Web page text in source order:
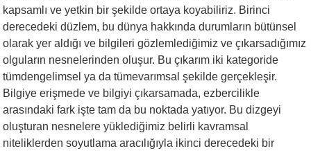
kapsamlı ve yetkin bir şekilde ortaya koyabiliriz. Birinci
derecedeki düzlem, bu dünya hakkında durumların bütünsel
olarak yer aldığı ve bilgileri gözlemlediğimiz ve çıkarsadığımız
olguların nesnelerinden oluşur. Bu çıkarım iki kategoride
tümdengelimsel ya da tümevarımsal şekilde gerçekleşir.
Bilgiye erişmede ve bilgiyi çıkarsamada, ezbercilikle
arasındaki fark işte tam da bu noktada yatıyor. Bu dizgeyi
oluşturan nesnelere yüklediğimiz belirli kavramsal
niteliklerden soyutlama aracılığıyla ikinci derecedeki bir